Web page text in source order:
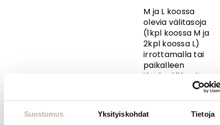
Suostumus Yksityiskohdat Tietoja
M ja L koossa
olevia välitasoja
(1kpl koossa M ja
2kpl koossa L)
irrottamalla tai
paikalleen
jättämällä voit
vaikuttaa kärryn
Yläosan ja